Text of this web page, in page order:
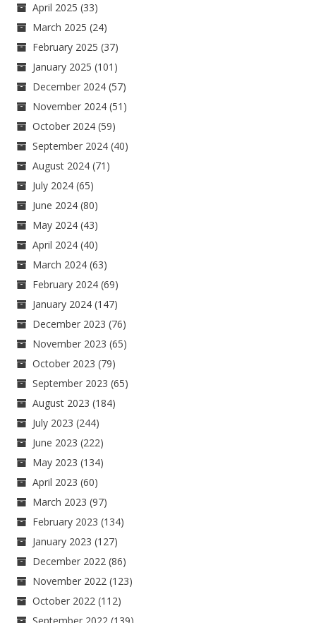
April 2025 (33)
March 2025 (24)
February 2025 (37)
January 2025 (101)
December 2024 (57)
November 2024 (51)
October 2024 (59)
September 2024 (40)
August 2024 (71)
July 2024 (65)
June 2024 (80)
May 2024 (43)
April 2024 (40)
March 2024 (63)
February 2024 (69)
January 2024 (147)
December 2023 (76)
November 2023 (65)
October 2023 (79)
September 2023 (65)
August 2023 (184)
July 2023 (244)
June 2023 (222)
May 2023 (134)
April 2023 (60)
March 2023 (97)
February 2023 (134)
January 2023 (127)
December 2022 (86)
November 2022 (123)
October 2022 (112)